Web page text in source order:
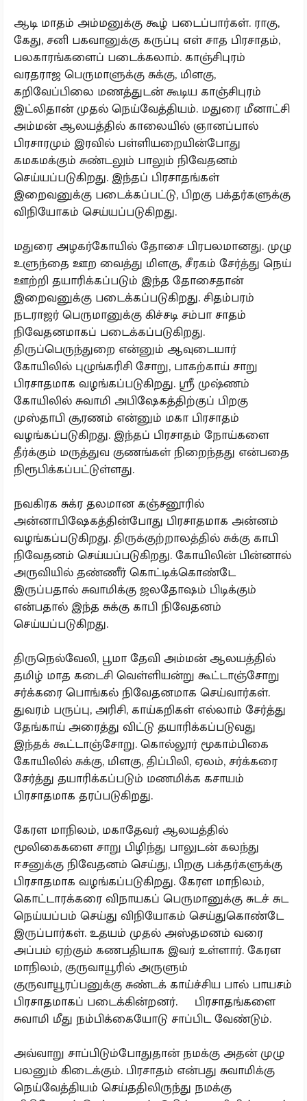
ஆடி மாதம் அம்மனுக்கு கூழ் படைப்பார்கள். ராகு,
கேது, சனி பகவானுக்கு கருப்பு எள் சாத பிரசாதம்,
பலகாரங்களைப் படைக்கலாம். காஞ்சிபுரம்
வரதராஜ பெருமாளுக்கு சுக்கு, மிளகு,
கறிவேப்பிலை மணத்துடன் கூடிய காஞ்சிபுரம்
இட்லிதான் முதல் நெய்வேத்தியம். மதுரை மீனாட்சி
அம்மன் ஆலயத்தில் காலையில் ஞானப்பால்
பிரசாரமும் இரவில் பள்ளியறையின்போது
கமகமக்கும் சுண்டலும் பாலும் நிவேதனம்
செய்யப்படுகிறது. இந்தப் பிரசாதங்கள்
இறைவனுக்கு படைக்கப்பட்டு, பிறகு பக்தர்களுக்கு
விநியோகம் செய்யப்படுகிறது.
மதுரை அழகர்கோயில் தோசை பிரபலமானது. முழு
உளுந்தை ஊற வைத்து மிளகு, சீரகம் சேர்த்து நெய்
ஊற்றி தயாரிக்கப்படும் இந்த தோசைதான்
இறைவனுக்கு படைக்கப்படுகிறது. சிதம்பரம்
நடராஜர் பெருமானுக்கு கிச்சடி சம்பா சாதம்
நிவேதனமாகப் படைக்கப்படுகிறது.
திருப்பெருந்துறை என்னும் ஆவுடையார்
கோயிலில் புழுங்கரிசி சோறு, பாகற்காய் சாறு
பிரசாதமாக வழங்கப்படுகிறது. ஸ்ரீ முஷ்ணம்
கோயிலில் சுவாமி அபிஷேகத்திற்குப் பிறகு
முஸ்தாபி சூரணம் என்னும் மகா பிரசாதம்
வழங்கப்படுகிறது. இந்தப் பிரசாதம் நோய்களை
தீர்க்கும் மருத்துவ குணங்கள் நிறைந்தது என்பதை
நிரூபிக்கப்பட்டுள்ளது.
நவகிரக சுக்ர தலமான கஞ்சனூரில்
அன்னாபிஷேகத்தின்போது பிரசாதமாக அன்னம்
வழங்கப்படுகிறது. திருக்குற்றாலத்தில் சுக்கு காபி
நிவேதனம் செய்யப்படுகிறது. கோயிலின் பின்னால்
அருவியில் தண்ணீர் கொட்டிக்கொண்டே
இருப்பதால் சுவாமிக்கு ஜலதோஷம் பிடிக்கும்
என்பதால் இந்த சுக்கு காபி நிவேதனம்
செய்யப்படுகிறது.
திருநெல்வேலி, பூமா தேவி அம்மன் ஆலயத்தில்
தமிழ் மாத கடைசி வெள்ளியன்று கூட்டாஞ்சோறு
சர்க்கரை பொங்கல் நிவேதனமாக செய்வார்கள்.
துவரம் பருப்பு, அரிசி, காய்கறிகள் எல்லாம் சேர்த்து
தேங்காய் அரைத்து விட்டு தயாரிக்கப்படுவது
இந்தக் கூட்டாஞ்சோறு. கொல்லூர் மூகாம்பிகை
கோயிலில் சுக்கு, மிளகு, திப்பிலி, ஏலம், சர்க்கரை
சேர்த்து தயாரிக்கப்படும் மணமிக்க கசாயம்
பிரசாதமாக தரப்படுகிறது.
கேரள மாநிலம், மகாதேவர் ஆலயத்தில்
மூலிகைகளை சாறு பிழிந்து பாலுடன் கலந்து
ஈசனுக்கு நிவேதனம் செய்து, பிறகு பக்தர்களுக்கு
பிரசாதமாக வழங்கப்படுகிறது. கேரள மாநிலம்,
கொட்டாரக்கரை விநாயகப் பெருமானுக்கு சுடச் சுட
நெய்யப்பம் செய்து விநியோகம் செய்துகொண்டே
இருப்பார்கள். உதயம் முதல் அஸ்தமனம் வரை
அப்பம் ஏற்கும் கணபதியாக இவர் உள்ளார். கேரள
மாநிலம், குருவாயூரில் அருளும்
குருவாயூரப்பனுக்கு சுண்டக் காய்ச்சிய பால் பாயசம்
பிரசாதமாகப் படைக்கின்றனர். பிரசாதங்களை
சுவாமி மீது நம்பிக்கையோடு சாப்பிட வேண்டும்.
அவ்வாறு சாப்பிடும்போதுதான் நமக்கு அதன் முழு
பலனும் கிடைக்கும். பிரசாதம் என்பது சுவாமிக்கு
நெய்வேத்தியம் செய்ததிலிருந்து நமக்கு